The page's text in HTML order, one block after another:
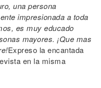
una persona
impresionada a toda
es muy educado
mayores. ¡Que mas
Expreso la encantada
en la misma